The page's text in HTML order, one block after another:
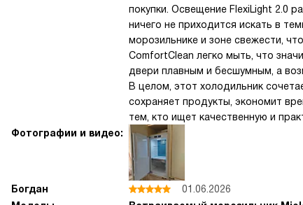
покупки. Освещение FlexiLight 2.0
ничего не приходится искать в
морозильнике и зоне свежести,
ComfortClean легко мыть, что
двери плавным и бесшумным, а
В целом, этот холодильник
сохраняет продукты, экономит
тем, кто ищет качественную и
Фотографии и видео:
Богдан
01.06.2026